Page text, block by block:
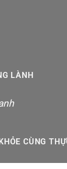
LÀNH
CÙNG